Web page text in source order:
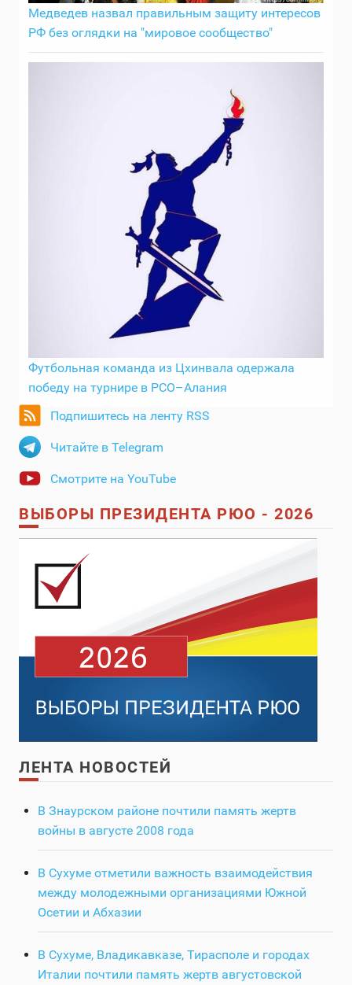
Медведев назвал правильным защиту интересов
РФ без оглядки на "мировое сообщество"
Футбольная команда из Цхинвала одержала
победу на турнире в РСО–Алания
Подпишитесь на ленту RSS
Читайте в Telegram
Смотрите на YouTube
ВЫБОРЫ ПРЕЗИДЕНТА РЮО - 2026
ЛЕНТА НОВОСТЕЙ
В Знаурском районе почтили память жертв
войны в августе 2008 года
В Сухуме отметили важность взаимодействия
между молодежными организациями Южной
Осетии и Абхазии
В Сухуме, Владикавказе, Тирасполе и городах
Италии почтили память жертв августовской